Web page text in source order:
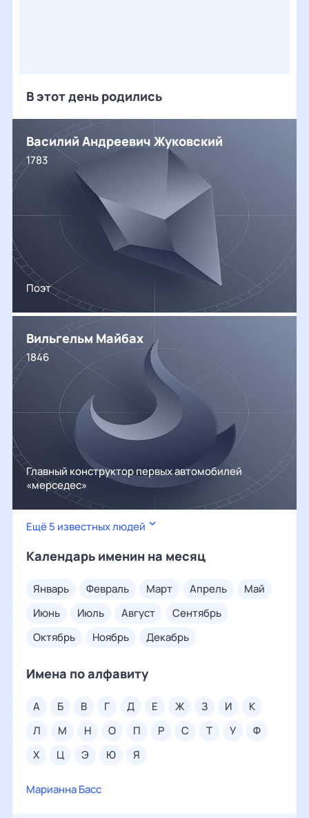
В этот день родились
Василий Андреевич Жуковский
1783
Поэт
Вильгельм Майбах
1846
Главный конструктор первых автомобилей
«мерседес»
Ещё 5 известных людей
Календарь именин на месяц
январь февраль март апрель
май
июнь
июль август
сентябрь
октябрь
ноябрь декабрь
Имена по алфавиту
а б в г д е ж з и
к
л
м н о п р с т у
ф
х
ц э ю я
Марианна Басс